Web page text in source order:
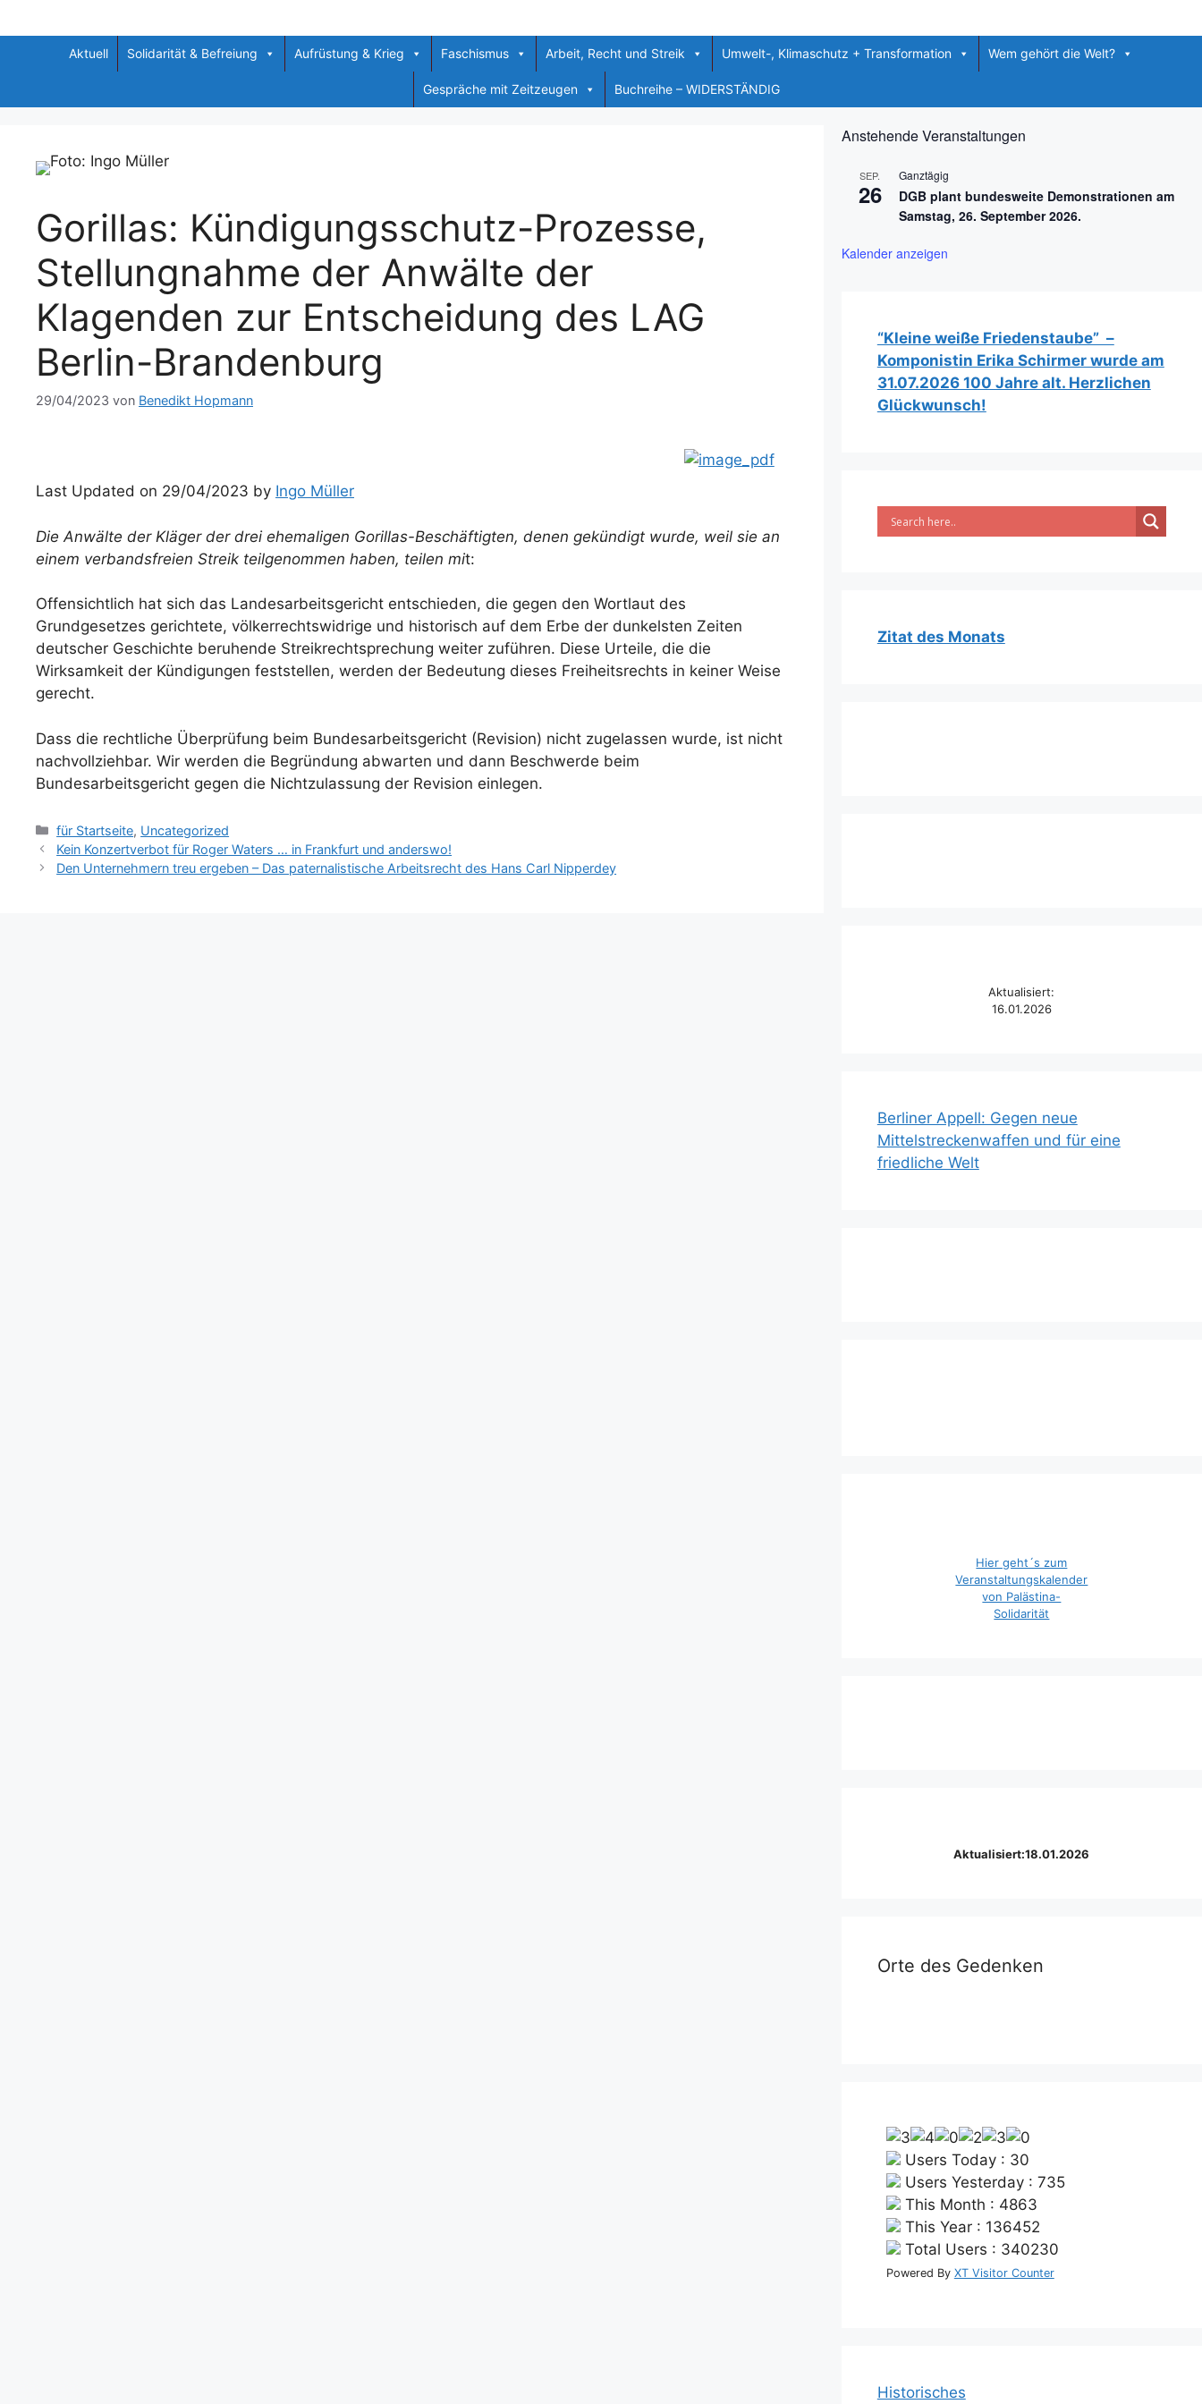
Inhalt
Aktuell Solidarität & Befreiung Aufrüstung & Krieg Faschismus Arbeit, Recht und Streik Umwelt-, Klimaschutz + Transformation Wem gehört die Welt?
Gespräche mit Zeitzeugen Buchreihe – WIDERSTÄNDIG
Gorillas: Kündigungsschutz-Prozesse,
Stellungnahme der Anwälte der
Klagenden zur Entscheidung des LAG
Berlin-Brandenburg
29/04/2023 von Benedikt Hopmann
Last Updated on 29/04/2023 by Ingo Müller
Die Anwälte der Kläger der drei ehemaligen Gorillas-Beschäftigten, denen gekündigt wurde, weil sie an
einem verbandsfreien Streik teilgenommen haben, teilen mit:
Offensichtlich hat sich das Landesarbeitsgericht entschieden, die gegen den Wortlaut des
Grundgesetzes gerichtete, völkerrechtswidrige und historisch auf dem Erbe der dunkelsten Zeiten
deutscher Geschichte beruhende Streikrechtsprechung weiter zuführen. Diese Urteile, die die
Wirksamkeit der Kündigungen feststellen, werden der Bedeutung dieses Freiheitsrechts in keiner Weise
gerecht.
Dass die rechtliche Überprüfung beim Bundesarbeitsgericht (Revision) nicht zugelassen wurde, ist nicht
nachvollziehbar. Wir werden die Begründung abwarten und dann Beschwerde beim
Bundesarbeitsgericht gegen die Nichtzulassung der Revision einlegen.
Kategorien
für Startseite, Uncategorized
Kein Konzertverbot für Roger Waters … in Frankfurt und anderswo!
Den Unternehmern treu ergeben – Das paternalistische Arbeitsrecht des Hans Carl Nipperdey
Anstehende Veranstaltungen
SEP.
26
Ganztägig
DGB plant bundesweite Demonstrationen am
Samstag, 26. September 2026.
Kalender anzeigen
“Kleine weiße Friedenstaube” –
Komponistin Erika Schirmer wurde am
31.07.2026 100 Jahre alt. Herzlichen
Glückwunsch!
Zitat des Monats
Aktualisiert:
16.01.2026
Berliner Appell: Gegen neue
Mittelstreckenwaffen und für eine
friedliche Welt
Hier geht´s zum
Veranstaltungskalender
von Palästina-
Solidarität
Aktualisiert:18.01.2026
Orte des Gedenken
Users Today : 30
Users Yesterday : 735
This Month : 4863
This Year : 136452
Total Users : 340230
Powered By XT Visitor Counter
Historisches